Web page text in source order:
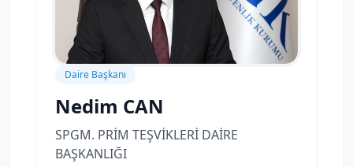
Daire Başkanı
Nedim CAN
SPGM. PRİM TEŞVİKLERİ DAİRE
BAŞKANLIĞI